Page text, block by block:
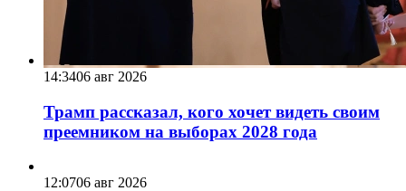
14:3406 авг 2026
Трамп рассказал, кого хочет видеть своим
преемником на выборах 2028 года
12:0706 авг 2026